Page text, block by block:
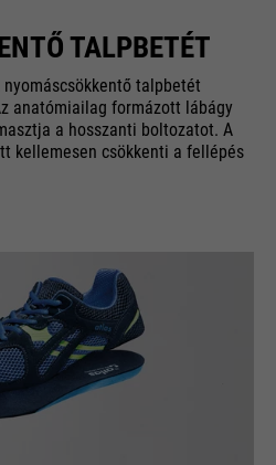
TALPBETÉT
talpbetét
anatómiailag formázott lábágy
a hosszanti boltozatot. A
kellemesen csökkenti a fellépés